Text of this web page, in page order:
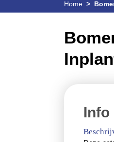
Home
Info